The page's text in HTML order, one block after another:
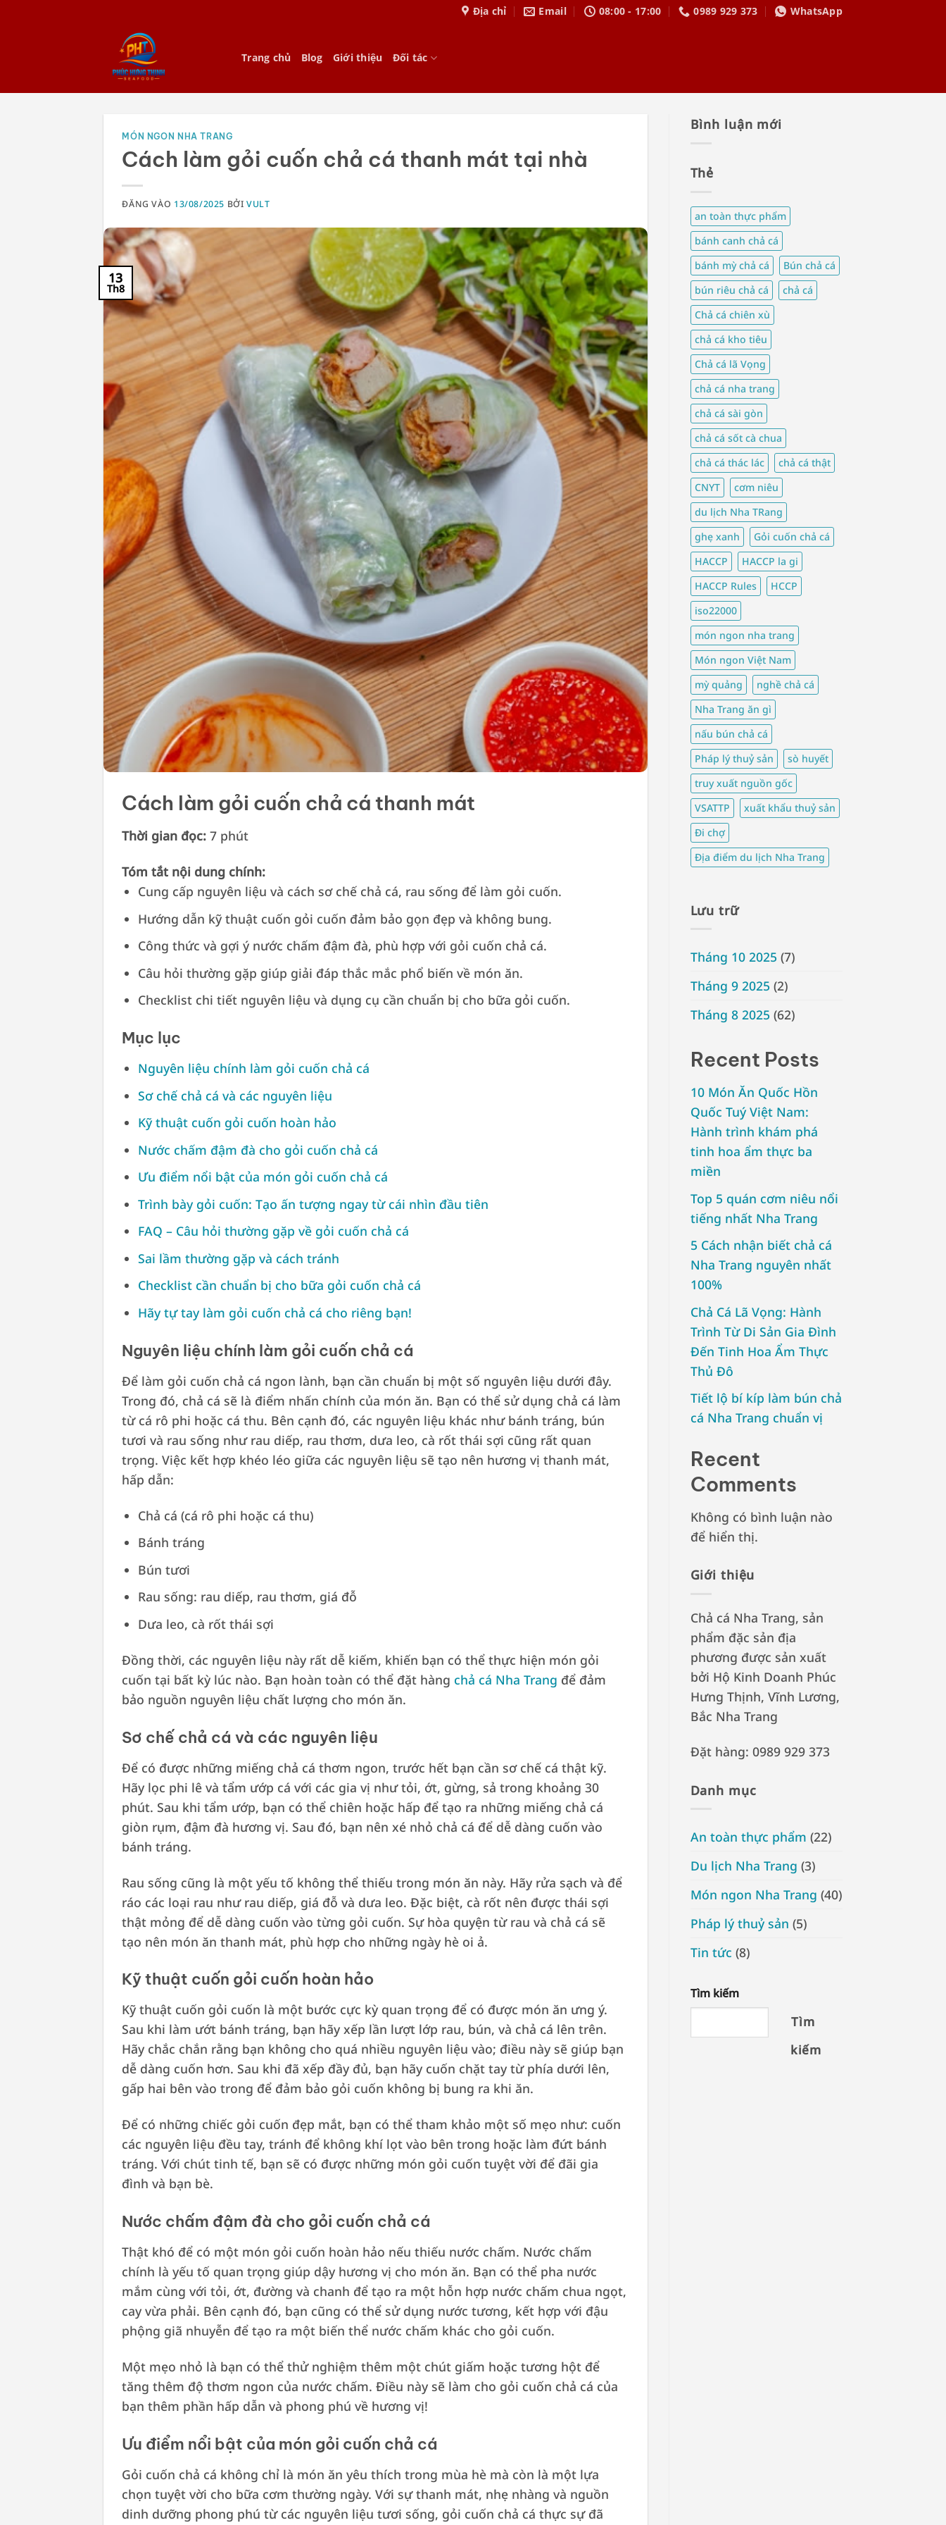
Địa chỉ Email 08:00 - 17:00 0989 929 373 WhatsApp
Trang chủ Blog Giới thiệu Đối tác
MÓN NGON NHA TRANG
Cách làm gỏi cuốn chả cá thanh mát tại nhà
ĐĂNG VÀO 13/08/2025 BỞIVULT
13
Th8
Cách làm gỏi cuốn chả cá thanh mát
Thời gian đọc: 7 phút
Tóm tắt nội dung chính:
Cung cấp nguyên liệu và cách sơ chế chả cá, rau sống để làm gỏi cuốn.
Hướng dẫn kỹ thuật cuốn gỏi cuốn đảm bảo gọn đẹp và không bung.
Công thức và gợi ý nước chấm đậm đà, phù hợp với gỏi cuốn chả cá.
Câu hỏi thường gặp giúp giải đáp thắc mắc phổ biến về món ăn.
Checklist chi tiết nguyên liệu và dụng cụ cần chuẩn bị cho bữa gỏi cuốn.
Mục lục
Nguyên liệu chính làm gỏi cuốn chả cá
Sơ chế chả cá và các nguyên liệu
Kỹ thuật cuốn gỏi cuốn hoàn hảo
Nước chấm đậm đà cho gỏi cuốn chả cá
Ưu điểm nổi bật của món gỏi cuốn chả cá
Trình bày gỏi cuốn: Tạo ấn tượng ngay từ cái nhìn đầu tiên
FAQ – Câu hỏi thường gặp về gỏi cuốn chả cá
Sai lầm thường gặp và cách tránh
Checklist cần chuẩn bị cho bữa gỏi cuốn chả cá
Hãy tự tay làm gỏi cuốn chả cá cho riêng bạn!
Nguyên liệu chính làm gỏi cuốn chả cá
Để làm gỏi cuốn chả cá ngon lành, bạn cần chuẩn bị một số nguyên liệu dưới đây.
Trong đó, chả cá sẽ là điểm nhấn chính của món ăn. Bạn có thể sử dụng chả cá làm
từ cá rô phi hoặc cá thu. Bên cạnh đó, các nguyên liệu khác như bánh tráng, bún
tươi và rau sống như rau diếp, rau thơm, dưa leo, cà rốt thái sợi cũng rất quan
trọng. Việc kết hợp khéo léo giữa các nguyên liệu sẽ tạo nên hương vị thanh mát,
hấp dẫn:
Chả cá (cá rô phi hoặc cá thu)
Bánh tráng
Bún tươi
Rau sống: rau diếp, rau thơm, giá đỗ
Dưa leo, cà rốt thái sợi
Đồng thời, các nguyên liệu này rất dễ kiếm, khiến bạn có thể thực hiện món gỏi
cuốn tại bất kỳ lúc nào. Bạn hoàn toàn có thể đặt hàng chả cá Nha Trang để đảm
bảo nguồn nguyên liệu chất lượng cho món ăn.
Sơ chế chả cá và các nguyên liệu
Để có được những miếng chả cá thơm ngon, trước hết bạn cần sơ chế cá thật kỹ.
Hãy lọc phi lê và tẩm ướp cá với các gia vị như tỏi, ớt, gừng, sả trong khoảng 30
phút. Sau khi tẩm ướp, bạn có thể chiên hoặc hấp để tạo ra những miếng chả cá
giòn rụm, đậm đà hương vị. Sau đó, bạn nên xé nhỏ chả cá để dễ dàng cuốn vào
bánh tráng.
Rau sống cũng là một yếu tố không thể thiếu trong món ăn này. Hãy rửa sạch và để
ráo các loại rau như rau diếp, giá đỗ và dưa leo. Đặc biệt, cà rốt nên được thái sợi
thật mỏng để dễ dàng cuốn vào từng gỏi cuốn. Sự hòa quyện từ rau và chả cá sẽ
tạo nên món ăn thanh mát, phù hợp cho những ngày hè oi ả.
Kỹ thuật cuốn gỏi cuốn hoàn hảo
Kỹ thuật cuốn gỏi cuốn là một bước cực kỳ quan trọng để có được món ăn ưng ý.
Sau khi làm ướt bánh tráng, bạn hãy xếp lần lượt lớp rau, bún, và chả cá lên trên.
Hãy chắc chắn rằng bạn không cho quá nhiều nguyên liệu vào; điều này sẽ giúp bạn
dễ dàng cuốn hơn. Sau khi đã xếp đầy đủ, bạn hãy cuốn chặt tay từ phía dưới lên,
gấp hai bên vào trong để đảm bảo gỏi cuốn không bị bung ra khi ăn.
Để có những chiếc gỏi cuốn đẹp mắt, bạn có thể tham khảo một số mẹo như: cuốn
các nguyên liệu đều tay, tránh để không khí lọt vào bên trong hoặc làm đứt bánh
tráng. Với chút tinh tế, bạn sẽ có được những món gỏi cuốn tuyệt vời để đãi gia
đình và bạn bè.
Nước chấm đậm đà cho gỏi cuốn chả cá
Thật khó để có một món gỏi cuốn hoàn hảo nếu thiếu nước chấm. Nước chấm
chính là yếu tố quan trọng giúp dậy hương vị cho món ăn. Bạn có thể pha nước
mắm cùng với tỏi, ớt, đường và chanh để tạo ra một hỗn hợp nước chấm chua ngọt,
cay vừa phải. Bên cạnh đó, bạn cũng có thể sử dụng nước tương, kết hợp với đậu
phộng giã nhuyễn để tạo ra một biến thể nước chấm khác cho gỏi cuốn.
Một mẹo nhỏ là bạn có thể thử nghiệm thêm một chút giấm hoặc tương hột để
tăng thêm độ thơm ngon của nước chấm. Điều này sẽ làm cho gỏi cuốn chả cá của
bạn thêm phần hấp dẫn và phong phú về hương vị!
Ưu điểm nổi bật của món gỏi cuốn chả cá
Gỏi cuốn chả cá không chỉ là món ăn yêu thích trong mùa hè mà còn là một lựa
chọn tuyệt vời cho bữa cơm thường ngày. Với sự thanh mát, nhẹ nhàng và nguồn
dinh dưỡng phong phú từ các nguyên liệu tươi sống, gỏi cuốn chả cá thực sự đã
Bình luận mới
Thẻ
an toàn thực phẩm
bánh canh chả cá
bánh mỳ chả cá
Bún chả cá
bún riêu chả cá
chả cá
Chả cá chiên xù
chả cá kho tiêu
Chả cá lã Vọng
chả cá nha trang
chả cá sài gòn
chả cá sốt cà chua
chả cá thác lác
chả cá thật
CNYT
cơm niêu
du lịch Nha TRang
ghẹ xanh
Gỏi cuốn chả cá
HACCP
HACCP la gi
HACCP Rules
HCCP
iso22000
món ngon nha trang
Món ngon Việt Nam
mỳ quảng
nghề chả cá
Nha Trang ăn gì
nấu bún chả cá
Pháp lý thuỷ sản
sò huyết
truy xuất nguồn gốc
VSATTP
xuất khẩu thuỷ sản
Đi chợ
Địa điểm du lịch Nha Trang
Lưu trữ
Tháng 10 2025 (7)
Tháng 9 2025 (2)
Tháng 8 2025 (62)
Recent Posts
10 Món Ăn Quốc Hồn
Quốc Tuý Việt Nam:
Hành trình khám phá
tinh hoa ẩm thực ba
miền
Top 5 quán cơm niêu nổi
tiếng nhất Nha Trang
5 Cách nhận biết chả cá
Nha Trang nguyên nhất
100%
Chả Cá Lã Vọng: Hành
Trình Từ Di Sản Gia Đình
Đến Tinh Hoa Ẩm Thực
Thủ Đô
Tiết lộ bí kíp làm bún chả
cá Nha Trang chuẩn vị
Recent
Comments
Không có bình luận nào
để hiển thị.
Giới thiệu
Chả cá Nha Trang, sản
phẩm đặc sản địa
phương được sản xuất
bởi Hộ Kinh Doanh Phúc
Hưng Thịnh, Vĩnh Lương,
Bắc Nha Trang
Đặt hàng: 0989 929 373
Danh mục
An toàn thực phẩm (22)
Du lịch Nha Trang (3)
Món ngon Nha Trang (40)
Pháp lý thuỷ sản (5)
Tin tức (8)
Tìm kiếm
Tìm
kiếm